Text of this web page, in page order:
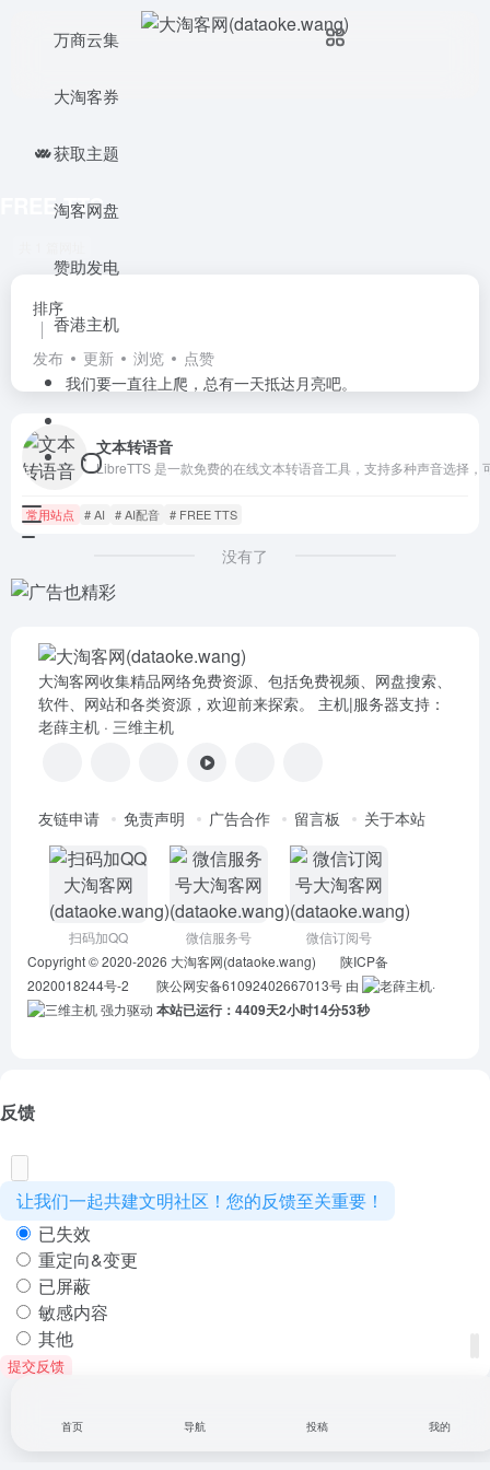
万商云集
大淘客券
获取主题
淘客网盘
赞助发电
香港主机
我们要一直往上爬，总有一天抵达月亮吧。
FREE TTS
排序
发布 更新 浏览 点赞
文本转语音
LibreTTS 是一款免费的在线文本转语音工具，支持多种声音选择
常用站点 # AI # AI配音 # FREE TTS
没有了
大淘客网收集精品网络免费资源、包括免费视频、网盘搜索、
软件、网站和各类资源，欢迎前来探索。 主机|服务器支持：
老薛主机 · 三维主机
友链申请 免责声明 广告合作 留言板 关于本站
扫码加QQ 微信服务号
微信订阅号
Copyright © 2020-2026 大淘客网(dataoke.wang)
陕ICP备
2020018244号-2
陕公网安备61092402667013号 由
·
强力驱动 本站已运行：4409天2小时14分53秒
反馈
让我们一起共建文明社区！您的反馈至关重要！
已失效
重定向&变更
已屏蔽
敏感内容
其他
提交反馈
首页 导航 投稿 我的